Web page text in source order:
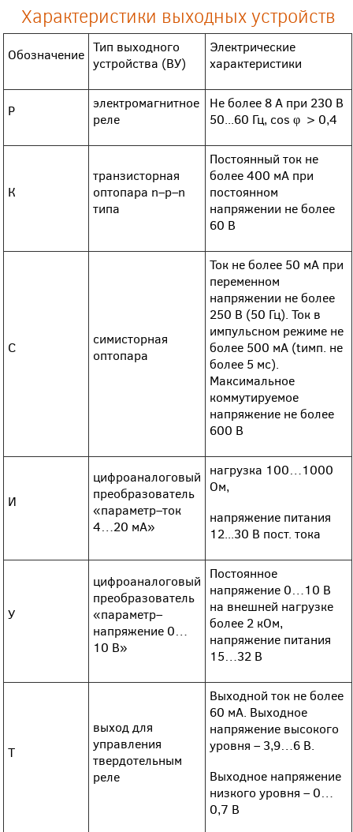
Характеристики выходных устройств
Обозначение Тип выходного
устройства (ВУ)
Электрические
характеристики
Р
электромагнитное
реле
Не более 8 А при 230 В
50...60 Гц, cos φ > 0,4
К
транзисторная
оптопара n–p–n
типа
Постоянный ток не
более 400 мА при
постоянном
напряжении не более
60 В
С
симисторная
оптопара
Ток не более 50 мА при
переменном
напряжении не более
250 В (50 Гц). Ток в
импульсном режиме не
более 500 мА (tимп. не
более 5 мс).
Максимальное
коммутируемое
напряжение не более
600 В
И
цифроаналоговый
преобразователь
«параметр–ток
4…20 мА»
нагрузка 100…1000
Ом,
напряжение питания
12...30 В пост. тока
У
цифроаналоговый
преобразователь
«параметр–
напряжение 0…
10 В»
Постоянное
напряжение 0…10 В
на внешней нагрузке
более 2 кОм,
напряжение питания
15…32 В
Т
выход для
управления
твердотельным
реле
Выходной ток не более
60 мА. Выходное
напряжение высокого
уровня – 3,9…6 В.
Выходное напряжение
низкого уровня – 0…
0,7 В